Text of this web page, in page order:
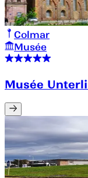
Colmar
Musée
Musée